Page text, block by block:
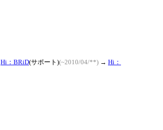
Hi：BRiD(サポート)(~2010/04/**) → Hi：